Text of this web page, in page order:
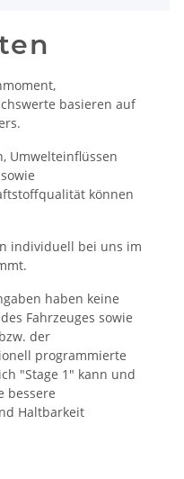
basieren auf
Umwelteinflüssen
können
individuell bei uns im
haben keine
Fahrzeuges sowie
der
programmierte
"Stage 1" kann und
bessere
Haltbarkeit